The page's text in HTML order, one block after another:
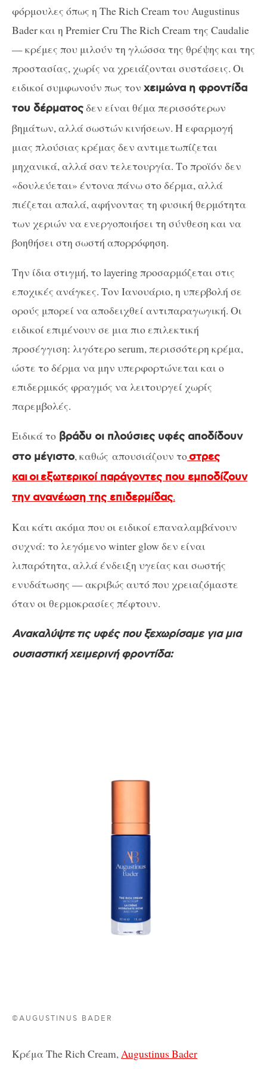
φόρμουλες όπως η The Rich Cream του Augustinus
Bader και η Premier Cru The Rich Cream της Caudalie
— κρέμες που μιλούν τη γλώσσα της θρέψης και της
προστασίας, χωρίς να χρειάζονται συστάσεις. Οι
ειδικοί συμφωνούν πως τον χειμώνα η φροντίδα
του δέρματοςδεν είναι θέμα περισσότερων
βημάτων, αλλά σωστών κινήσεων. Η εφαρμογή
μιας πλούσιας κρέμας δεν αντιμετωπίζεται
μηχανικά, αλλά σαν τελετουργία. Το προϊόν δεν
«δουλεύεται» έντονα πάνω στο δέρμα, αλλά
πιέζεται απαλά, αφήνοντας τη φυσική θερμότητα
των χεριών να ενεργοποιήσει τη σύνθεση και να
βοηθήσει στη σωστή απορρόφηση.
Την ίδια στιγμή, το layering προσαρμόζεται στις
εποχικές ανάγκες. Τον Ιανουάριο, η υπερβολή σε
ορούς μπορεί να αποδειχθεί αντιπαραγωγική. Οι
ειδικοί επιμένουν σε μια πιο επιλεκτική
προσέγγιση: λιγότερο serum, περισσότερη κρέμα,
ώστε το δέρμα να μην υπερφορτώνεται και ο
επιδερμικός φραγμός να λειτουργεί χωρίς
παρεμβολές.
Ειδικά το βράδυ οι πλούσιες υφές αποδίδουν
στο μέγιστο, καθώς απουσιάζουν τοστρες
καιοιεξωτερικοί παράγοντες που εμποδίζουν
την ανανέωση της επιδερμίδας.
Και κάτι ακόμα που οι ειδικοί επαναλαμβάνουν
συχνά: το λεγόμενο winter glow δεν είναι
λιπαρότητα, αλλά ένδειξη υγείας και σωστής
ενυδάτωσης — ακριβώς αυτό που χρειαζόμαστε
όταν οι θερμοκρασίες πέφτουν.
Ανακαλύψτετις υφές που ξεχωρίσαμε για μια
ουσιαστική χειμερινή φροντίδα:
©AUGUSTINUS BADER
Κρέμα The Rich Cream,Augustinus Bader